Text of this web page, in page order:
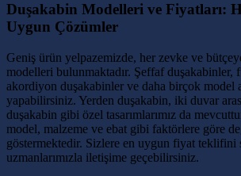
Duşakabin Modelleri ve Fiyatları:
Uygun Çözümler
Geniş ürün yelpazemizde, her zevke ve
modelleri bulunmaktadır. Şeffaf duşakabinler,
akordiyon duşakabinler ve daha birçok model
yapabilirsiniz. Yerden duşakabin, iki duvar
duşakabin gibi özel tasarımlarımız da
model, malzeme ve ebat gibi faktörlere göre
göstermektedir. Sizlere en uygun fiyat teklifini
uzmanlarımızla iletişime geçebilirsiniz.